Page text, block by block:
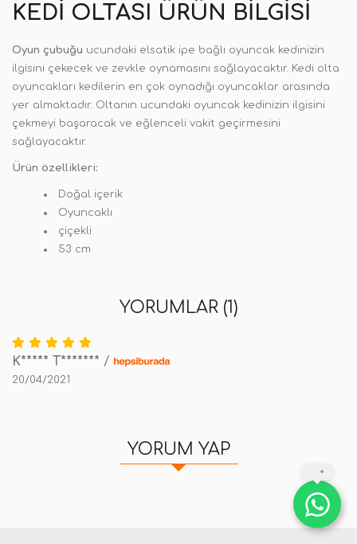
KEDI OLTASI ÜRÜN BILGISI
Oyun çubuğu ucundaki elsatik ipe bağlı oyuncak kedinizin
ilgisini çekecek ve zevkle oynamasını sağlayacaktır. Kedi olta
oyuncakları kedilerin en çok oynadığı oyuncaklar arasında
yer almaktadır. Oltanın ucundaki oyuncak kedinizin ilgisini
çekmeyi başaracak ve eğlenceli vakit geçirmesini
sağlayacaktır.
Ürün özellikleri:
Doğal içerik
Oyuncaklı
çiçekli
53 cm
YORUMLAR (1)
K***** T******* /
20/04/2021
YORUM YAP